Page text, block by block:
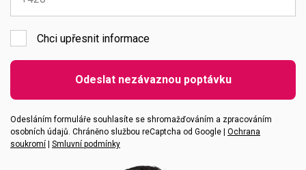
Chci upřesnit informace
Emailová adresa
Vaše zpráva
Odeslat nezávaznou poptávku
Odesláním formuláře souhlasíte se shromažďováním a zpracováním
osobních údajů. Chráněno službou reCaptcha od Google | Ochrana
soukromí
Smluvní podmínky